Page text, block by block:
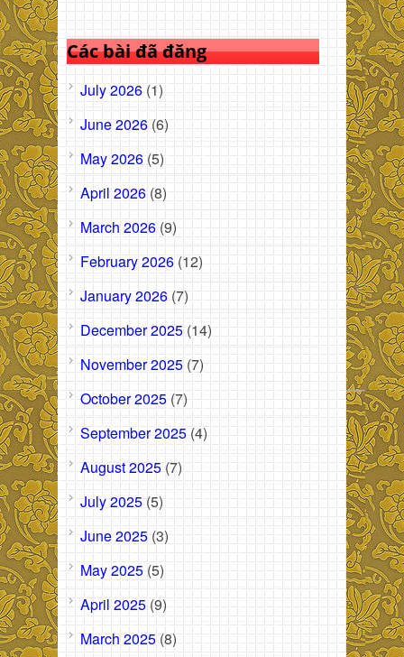
Các bài đã đăng
July 2026 (1)
June 2026 (6)
May 2026 (5)
April 2026 (8)
March 2026 (9)
February 2026 (12)
January 2026 (7)
December 2025 (14)
November 2025 (7)
October 2025 (7)
September 2025 (4)
August 2025 (7)
July 2025 (5)
June 2025 (3)
May 2025 (5)
April 2025 (9)
March 2025 (8)